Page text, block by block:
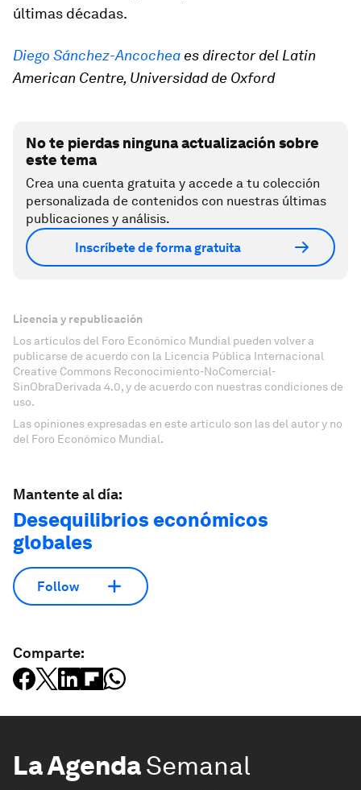
últimas décadas.
Diego Sánchez-Ancochea es director del Latin
American Centre, Universidad de Oxford
No te pierdas ninguna actualización sobre
este tema
Crea una cuenta gratuita y accede a tu colección
personalizada de contenidos con nuestras últimas
publicaciones y análisis.
Inscríbete de forma gratuita
Licencia y republicación
Los artículos del Foro Económico Mundial pueden volver a
publicarse de acuerdo con la Licencia Pública Internacional
Creative Commons Reconocimiento-NoComercial-
SinObraDerivada 4.0, y de acuerdo con nuestras condiciones de
uso.
Las opiniones expresadas en este artículo son las del autor y no
del Foro Económico Mundial.
Mantente al día:
Desequilibrios económicos
globales
Follow
Comparte:
La AgendaSemanal